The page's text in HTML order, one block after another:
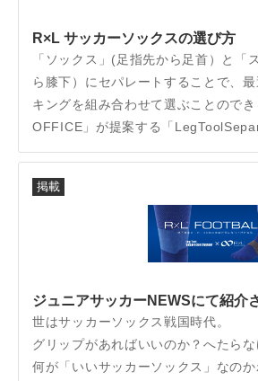
R×L サッカーソックスの選び方
「ソックス」(足指先から足首）と「
ら膝下）にセパレートすることで、
キングを組み合わせて選ぶことので
OFFICE」が提案する「
掲載
ジュニアサッカーNEWSにて紹介
世はサッカーソックス戦国時代。
グリップがあればいいのか？へたら
何が「いいサッカーソックス」なの